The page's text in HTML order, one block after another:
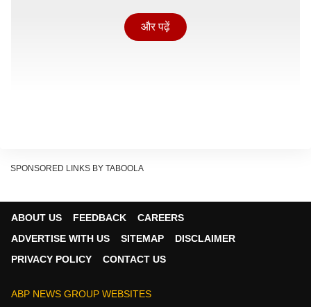
साथ करेंगे. यह आगामी फीफा विश्व कप का आधिकारिक गाना है. यह
और पढ़ें
SPONSORED LINKS BY TABOOLA
ABOUT US FEEDBACK
CAREERS
ADVERTISE WITH US
SITEMAP
DISCLAIMER
PRIVACY POLICY
CONTACT US
ABP NEWS GROUP WEBSITES